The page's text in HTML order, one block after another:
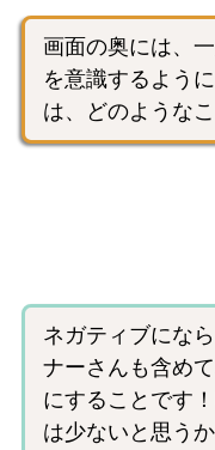
画面の奥には、
を意識するよう
は、どのような
ネガティブにな
ナーさんも含め
にすることです
は少ないと思う